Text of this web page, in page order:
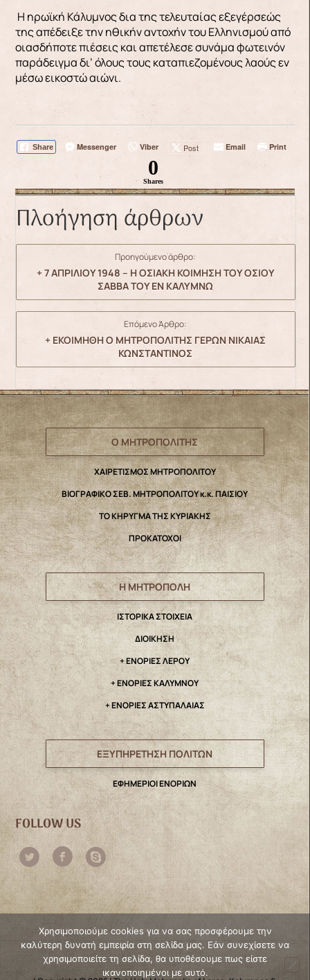
Η ηρωϊκή Κάλυμνος δια της τελευταίας εξεγέρσεώς
της απέδειξε την ηθικήν αντοχήν του Ελληνισμού από
οιασδήποτε πιέσεις και απετέλεσε συνάμα φωτεινόν
παράδειγμα δι’ όλους τους καταπιεζομένους λαούς εν
μέσω εικοστώ αιώνι.
Share Messenger Viber Post Email Print
0
Shares
Πλοήγηση άρθρων
Προηγούμενο άρθρο:
+ 7 ΑΠΡΙΛΙΟΥ 1948 – Η ΟΣΙΑΚΗ ΚΟΙΜΗΣΗ ΤΟΥ ΟΣΙΟΥ
ΣΑΒΒΑ ΤΟΥ ΕΝ ΚΑΛΥΜΝΩ
Επόμενο Άρθρο:
+ ΕΚΟΙΜΗΘΗ Ο ΜΗΤΡΟΠΟΛΙΤΗΣ ΓΕΡΩΝ ΝΙΚΑΙΑΣ
ΚΩΝΣΤΑΝΤΙΝΟΣ
Ο ΜΗΤΡΟΠΟΛΙΤΗΣ
ΧΑΙΡΕΤΙΣΜΟΣ ΜΗΤΡΟΠΟΛΙΤΟΥ
ΒΙΟΓΡΑΦΙΚΟ ΣΕΒ. ΜΗΤΡΟΠΟΛΙΤΟΥ κ.κ. ΠΑΙΣΙΟΥ
ΤΟ ΚΗΡΥΓΜΑ ΤΗΣ ΚΥΡΙΑΚΗΣ
ΠΡΟΚΑΤΟΧΟΙ
Η ΜΗΤΡΟΠΟΛΗ
IΣΤΟΡΙΚΑ ΣΤΟΙΧΕΙΑ
ΔΙΟΙΚΗΣΗ
+ ΕΝΟΡΙΕΣ ΛΕΡΟΥ
+ ΕΝΟΡΙΕΣ ΚΑΛΥΜΝΟΥ
+ ΕΝΟΡΙΕΣ ΑΣΤΥΠΑΛΑΙΑΣ
ΕΞΥΠΗΡΕΤΗΣΗ ΠΟΛΙΤΩΝ
ΕΦΗΜΕΡΙΟΙ ΕΝΟΡΙΩΝ
FOLLOW US
Χρησιμοποιούμε cookies για να σας προσφέρουμε την
καλύτερη δυνατή εμπειρία στη σελίδα μας. Εάν συνεχίσετε να
χρησιμοποιείτε τη σελίδα, θα υποθέσουμε πως είστε
ικανοποιημένοι με αυτό.